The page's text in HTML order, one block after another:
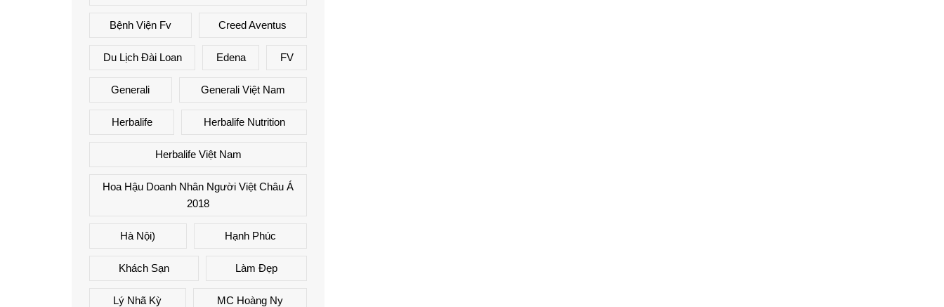
Bệnh Viện Fv Creed Aventus
Du Lịch Đài Loan Edena FV
Generali Generali Việt Nam
Herbalife Herbalife Nutrition
Herbalife Việt Nam
Hoa Hậu Doanh Nhân Người Việt Châu Á
2018
Hà Nội) Hạnh Phúc
Khách Sạn Làm Đẹp
Lý Nhã Kỳ MC Hoàng Ny